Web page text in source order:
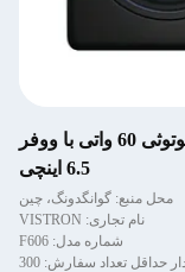
مانیتور استودیویی فعال F606 بلندگوی بلوتوثی 60 واتی با ووفر
6.5 اینچی
محل منبع: گوانگدونگ، چین
نام تجاری: VISTRON
شماره مدل: F606
حداقل تعداد سفارش: 300